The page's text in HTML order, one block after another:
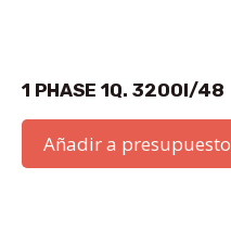
1 PHASE 1Q. 3200I/48
Añadir a presupuesto